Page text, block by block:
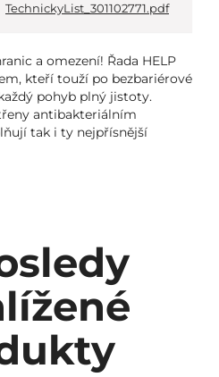
TechnickyList_301102771.pdf
a omezení! Řada HELP
kteří touží po bezbariérové
pohyb plný jistoty.
antibakteriálním
tak i ty nejpřísnější